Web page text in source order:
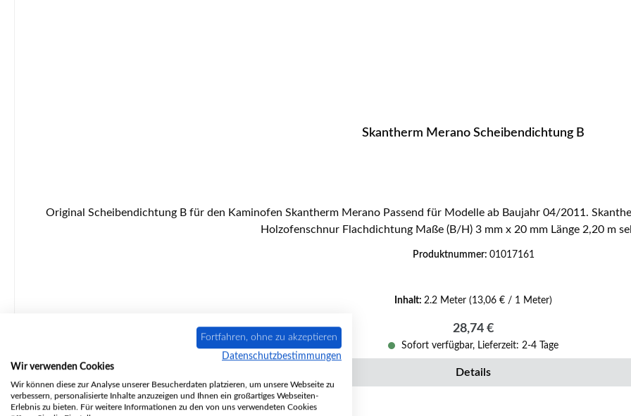
Skantherm Merano Scheibendichtung B
Original Scheibendichtung B für den Kaminofen Skantherm Merano Passend für Modelle ab Baujahr 04/2011. Skantherm Merano Scheibendichtung Eckdaten: Glasdichtung,
Holzofenschnur Flachdichtung Maße (B/H) 3 mm x 20 mm Länge 2,20 m
Produktnummer: 01017161
Inhalt: 2.2 Meter (13,06 € / 1 Meter)
Regulärer Preis:
28,74 €
Sofort verfügbar, Lieferzeit: 2-4 Tage
Details
Fortfahren, ohne zu akzeptieren
Datenschutzbestimmungen
Wir verwenden Cookies
Wir können diese zur Analyse unserer Besucherdaten platzieren, um unsere Webseite zu
verbessern, personalisierte Inhalte anzuzeigen und Ihnen ein großartiges Webseiten-
Erlebnis zu bieten. Für weitere Informationen zu den von uns verwendeten Cookies